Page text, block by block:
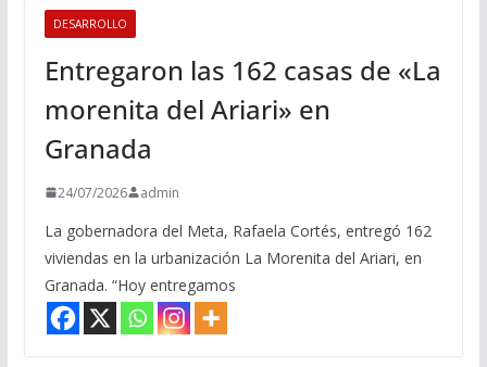
DESARROLLO
Entregaron las 162 casas de «La
morenita del Ariari» en
Granada
24/07/2026 admin
La gobernadora del Meta, Rafaela Cortés, entregó 162
viviendas en la urbanización La Morenita del Ariari, en
Granada. “Hoy entregamos